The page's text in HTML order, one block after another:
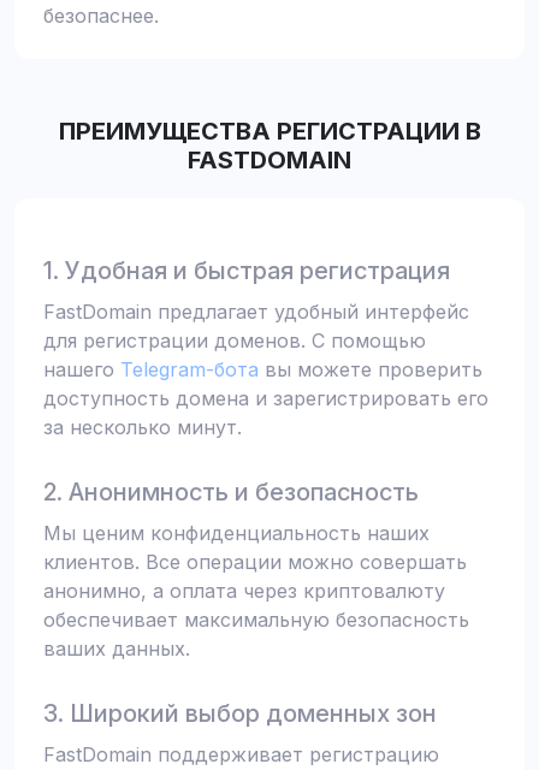
безопаснее.
ПРЕИМУЩЕСТВА РЕГИСТРАЦИИ В
FASTDOMAIN
1. Удобная и быстрая регистрация
FastDomain предлагает удобный интерфейс
для регистрации доменов. С помощью
нашего Telegram-бота вы можете проверить
доступность домена и зарегистрировать его
за несколько минут.
2. Анонимность и безопасность
Мы ценим конфиденциальность наших
клиентов. Все операции можно совершать
анонимно, а оплата через криптовалюту
обеспечивает максимальную безопасность
ваших данных.
3. Широкий выбор доменных зон
FastDomain поддерживает регистрацию